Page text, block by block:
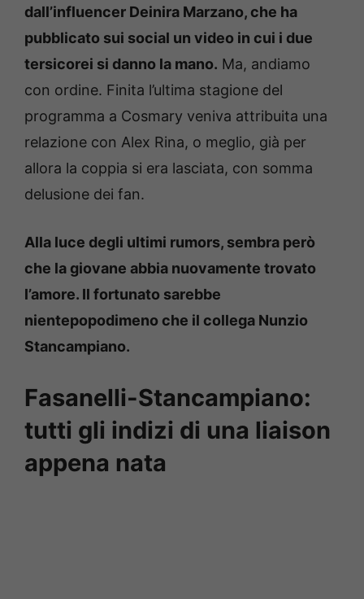
dall’influencer Deinira Marzano, che ha
pubblicato sui social un video in cui i due
tersicorei si danno la mano. Ma, andiamo
con ordine. Finita l’ultima stagione del
programma a Cosmary veniva attribuita una
relazione con Alex Rina, o meglio, già per
allora la coppia si era lasciata, con somma
delusione dei fan.
Alla luce degli ultimi rumors, sembra però
che la giovane abbia nuovamente trovato
l’amore. Il fortunato sarebbe
nientepopodimeno che il collega Nunzio
Stancampiano.
Fasanelli-Stancampiano:
tutti gli indizi di una liaison
appena nata